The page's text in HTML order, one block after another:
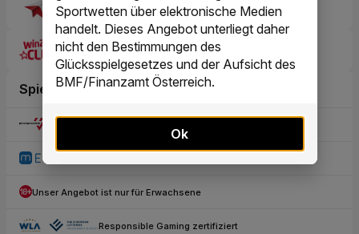
Sportwetten über elektronische Medien
handelt. Dieses Angebot unterliegt daher
nicht den Bestimmungen des
Glücksspielgesetzes und der Aufsicht des
BMF/Finanzamt Österreich.
Ok